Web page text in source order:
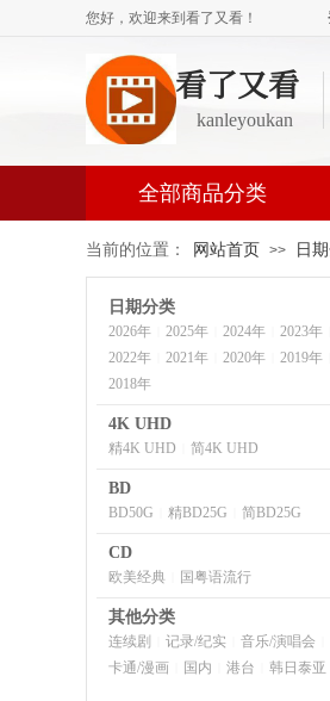
您好，欢迎来到看了又看！
看了又看
kanleyoukan
全部商品分类
当前的位置： 网站首页 >> 日
日期分类
2026年 2025年 2024年 2023年
2022年 2021年 2020年 2019年
2018年
4K UHD
精4K UHD 简4K UHD
BD
BD50G 精BD25G 简BD25G
CD
欧美经典 国粤语流行
其他分类
连续剧 记录/纪实 音乐/演唱会
卡通/漫画 国内 港台 韩日泰亚